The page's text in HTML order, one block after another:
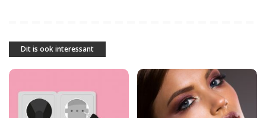
Dit is ook interessant